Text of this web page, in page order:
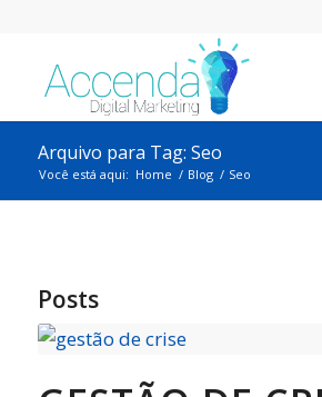
Arquivo para Tag: Seo
Você está aqui: Home / Blog / Seo
Posts